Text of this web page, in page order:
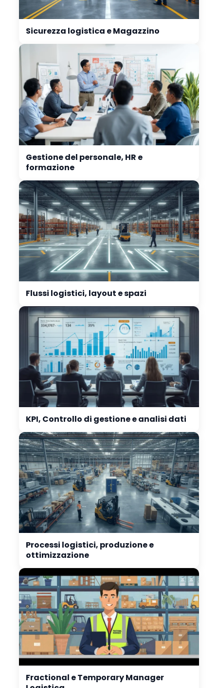
Sicurezza logistica e Magazzino
Gestione del personale, HR e
formazione
Flussi logistici, layout e spazi
KPI, Controllo di gestione e analisi dati
Processi logistici, produzione e
ottimizzazione
Fractional e Temporary Manager